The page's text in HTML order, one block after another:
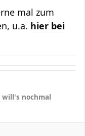
mal zum
u.a. hier bei
nochmal